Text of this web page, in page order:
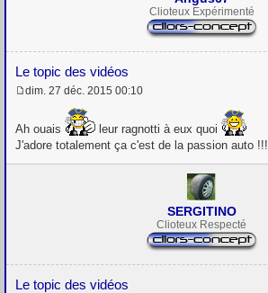
Clioteux Expérimenté
Le topic des vidéos
s
a
g
dim. 27 déc. 2015 00:10
Ah ouais
leur ragnotti à eux quoi
J'adore totalement ça c'est de la passion auto !!!
SERGITINO
Clioteux Respecté
Le topic des vidéos